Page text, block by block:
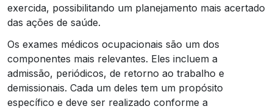
exercida, possibilitando um planejamento mais acertado
das ações de saúde.
Os exames médicos ocupacionais são um dos
componentes mais relevantes. Eles incluem a
admissão, periódicos, de retorno ao trabalho e
demissionais. Cada um deles tem um propósito
específico e deve ser realizado conforme a